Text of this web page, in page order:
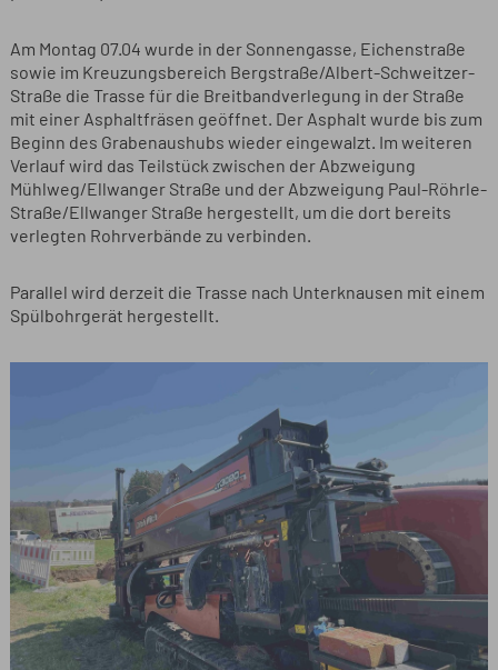
Am Montag 07.04 wurde in der Sonnengasse, Eichenstraße
sowie im Kreuzungsbereich Bergstraße/Albert-Schweitzer-
Straße die Trasse für die Breitbandverlegung in der Straße
mit einer Asphaltfräsen geöffnet. Der Asphalt wurde bis zum
Beginn des Grabenaushubs wieder eingewalzt. Im weiteren
Verlauf wird das Teilstück zwischen der Abzweigung
Mühlweg/Ellwanger Straße und der Abzweigung Paul-Röhrle-
Straße/Ellwanger Straße hergestellt, um die dort bereits
verlegten Rohrverbände zu verbinden.
Parallel wird derzeit die Trasse nach Unterknausen mit einem
Spülbohrgerät hergestellt.